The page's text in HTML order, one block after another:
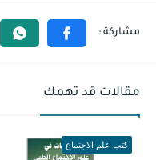
مقالات قد تهمك
كتب علم الاجتماع